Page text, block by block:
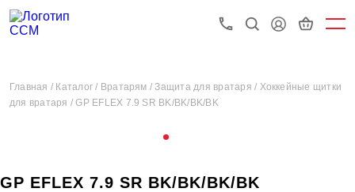
Главная / Каталог / Вратарям /Защита для вратаря / Хоккейные щитки
для вратаря /GP EFLEX 7.9 SR BK/BK/BK/BK
GP EFLEX 7.9 SR BK/BK/BK/BK